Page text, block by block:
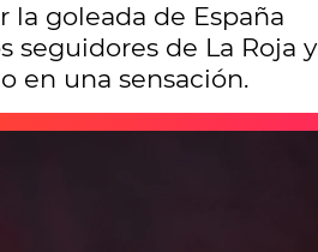
la goleada de España
seguidores de La Roja y
en una sensación.